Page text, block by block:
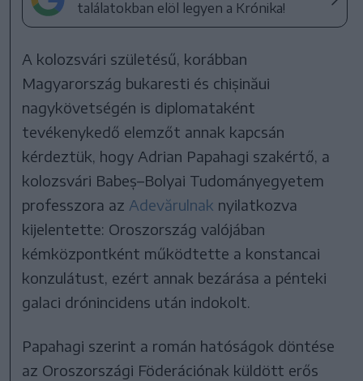
találatokban elöl legyen a Krónika!
A kolozsvári születésű, korábban
Magyarország bukaresti és chișinăui
nagykövetségén is diplomataként
tevékenykedő elemzőt annak kapcsán
kérdeztük, hogy Adrian Papahagi szakértő, a
kolozsvári Babeș–Bolyai Tudományegyetem
professzora az Adevărulnak nyilatkozva
kijelentette: Oroszország valójában
kémközpontként működtette a konstancai
konzulátust, ezért annak bezárása a pénteki
galaci drónincidens után indokolt.
Papahagi szerint a román hatóságok döntése
az Oroszországi Föderációnak küldött erős